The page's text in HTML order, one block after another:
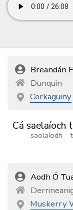
Breandán
Dunquin
Corkaguiny
Cá saelaíoch
saolaíodh
Aodh Ó
Muskerry